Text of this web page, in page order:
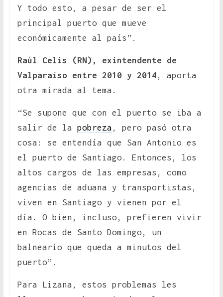
Y todo esto, a pesar de ser el
principal puerto que mueve
económicamente al país”.
Raúl Celis (RN), exintendente de
Valparaíso entre 2010 y 2014 , aporta
otra mirada al tema.
“Se supone que con el puerto se iba a
salir de la pobreza , pero pasó otra
cosa: se entendía que San Antonio es
el puerto de Santiago. Entonces, los
altos cargos de las empresas, como
agencias de aduana y transportistas,
viven en Santiago y vienen por el
día. O bien, incluso, prefieren vivir
en Rocas de Santo Domingo, un
balneario que queda a minutos del
puerto”.
Para Lizana, estos problemas les